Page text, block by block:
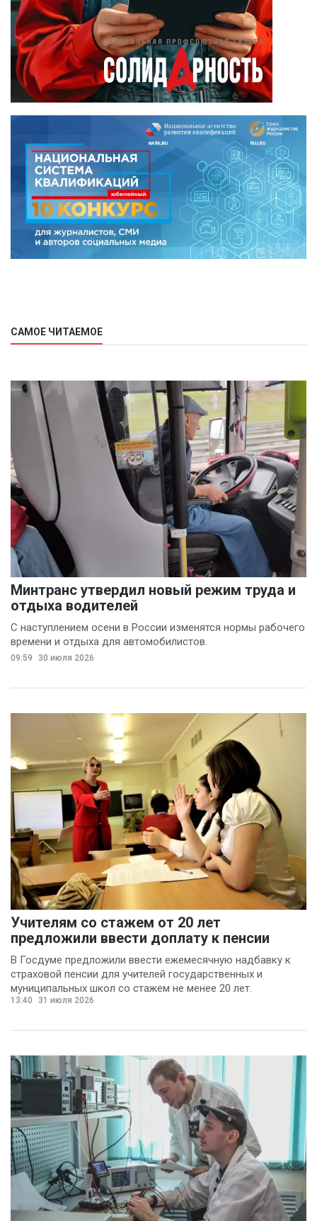
САМОЕ ЧИТАЕМОЕ
Минтранс утвердил новый режим труда и
отдыха водителей
С наступлением осени в России изменятся нормы рабочего
времени и отдыха для автомобилистов.
09:59 30 июля 2026
Учителям со стажем от 20 лет
предложили ввести доплату к пенсии
В Госдуме предложили ввести ежемесячную надбавку к
страховой пенсии для учителей государственных и
муниципальных школ со стажем не менее 20 лет.
13:40 31 июля 2026